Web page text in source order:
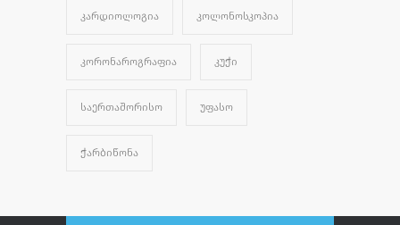
ᲙᲐᲠᲓᲘᲝᲚᲝᲒᲘᲐ ᲙᲝᲚᲝᲜᲝᲡᲙᲝᲞᲘᲐ
ᲙᲝᲠᲝᲜᲐᲠᲝᲒᲠᲐᲤᲘᲐ ᲙᲣᲭᲘ
ᲡᲐᲔᲠᲗᲐᲨᲝᲠᲘᲡᲝ ᲣᲤᲐᲡᲝ
ᲭᲐᲠᲑᲘᲬᲝᲜᲐ